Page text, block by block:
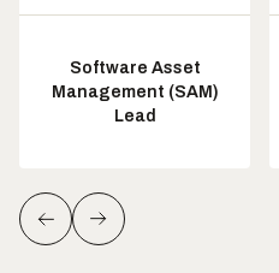
Software Asset
Management (SAM)
Lead